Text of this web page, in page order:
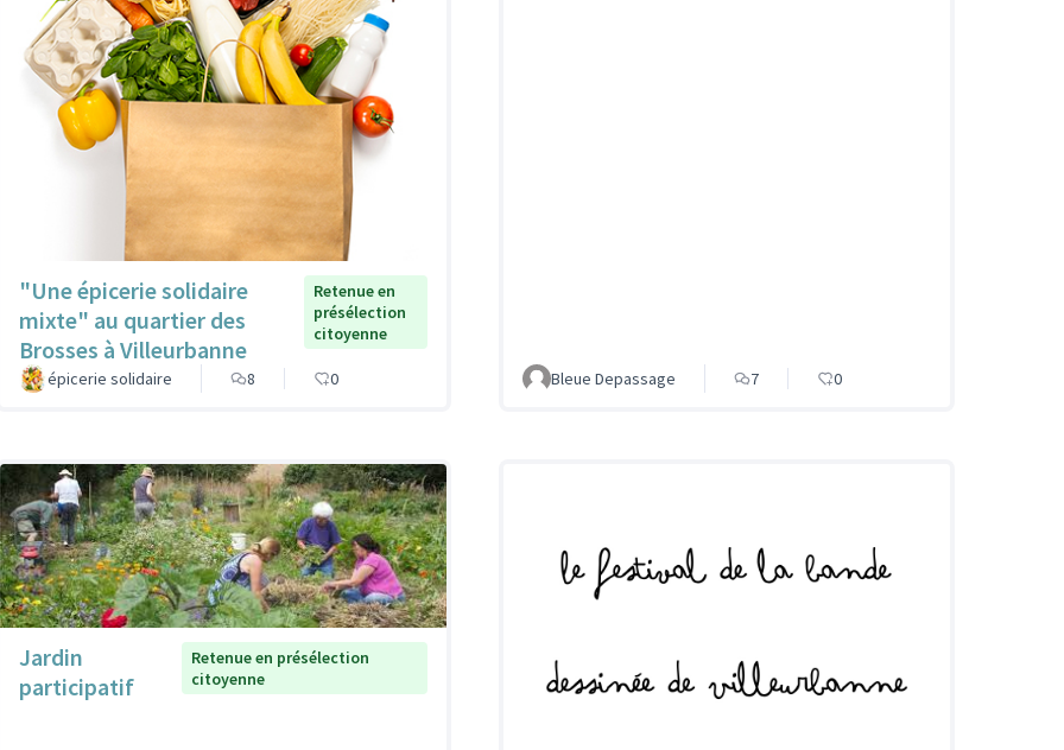
"Une épicerie solidaire
mixte" au quartier des
Brosses à Villeurbanne
Retenue en
présélection
citoyenne
épicerie solidaire 8 0 Bleue Depassage 7 0
Jardin
participatif
Retenue en présélection
citoyenne